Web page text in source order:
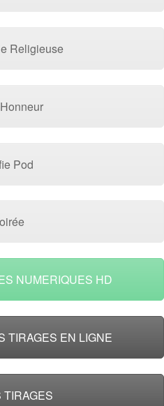
Religieuse
Pod
NUMERIQUES HD
TIRAGES EN LIGNE
TIRAGES